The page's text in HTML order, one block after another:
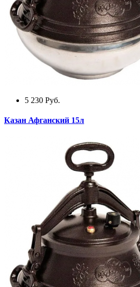
5 230 Руб.
Казан Афганский 15л